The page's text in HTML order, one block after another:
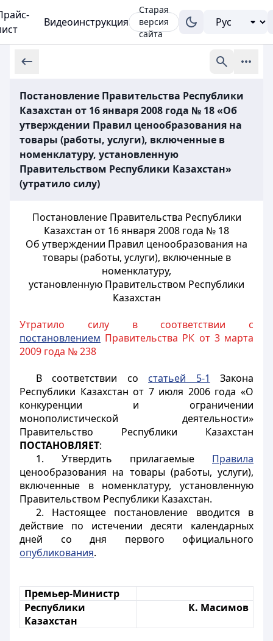
Видеоинструкция
Старая
версия
сайта
Постановление Правительства Республики
Казахстан от 16 января 2008 года № 18 «Об
утверждении Правил ценообразования на
товары (работы, услуги), включенные в
номенклатуру, установленную
Правительством Республики Казахстан»
(утратило силу)
Постановление Правительства Республики
Казахстан от 16 января 2008 года № 18
Об утверждении Правил ценообразования на
товары (работы, услуги), включенные в
номенклатуру,
установленную Правительством Республики
Казахстан
Утратило силу в соответствии с
постановлением Правительства РК от 3 марта
2009 года № 238
В соответствии со статьей 5-1
Закона
Республики Казахстан от 7 июля 2006 года «О
конкуренции и ограничении
монополистической деятельности»
Правительство Республики Казахстан
ПОСТАНОВЛЯЕТ:
1. Утвердить прилагаемые Правила
ценообразования на товары (работы, услуги),
включенные в номенклатуру, установленную
Правительством Республики Казахстан.
2. Настоящее постановление вводится в
действие по истечении десяти календарных
дней со дня первого официального
опубликования.
Премьер-Министр
Республики
Казахстан
К. Масимов